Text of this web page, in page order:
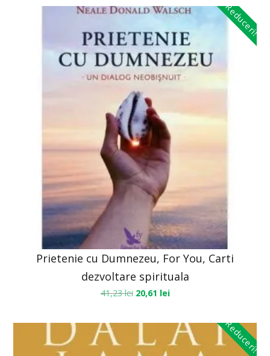
Reduceri!
Prietenie cu Dumnezeu, For You, Carti
dezvoltare spirituala
41,23lei 20,61 lei
Reduceri!